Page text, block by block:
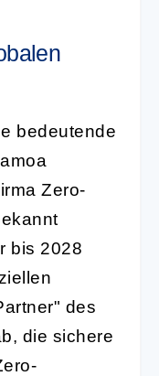
bedeutende
Zero-
bis 2028
des
die sichere